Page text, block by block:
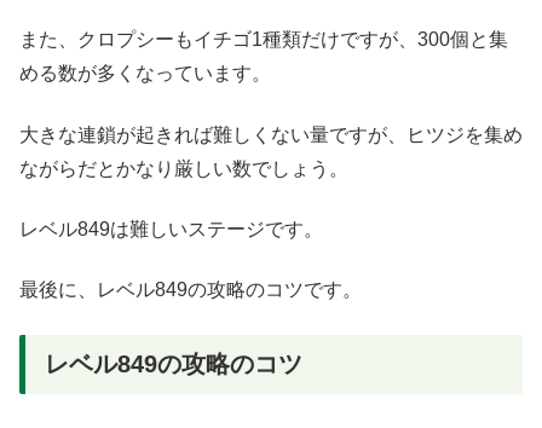
また、クロプシーもイチゴ1種類だけですが、300個と集
める数が多くなっています。
大きな連鎖が起きれば難しくない量ですが、ヒツジを集め
ながらだとかなり厳しい数でしょう。
レベル849は難しいステージです。
最後に、レベル849の攻略のコツです。
レベル849の攻略のコツ